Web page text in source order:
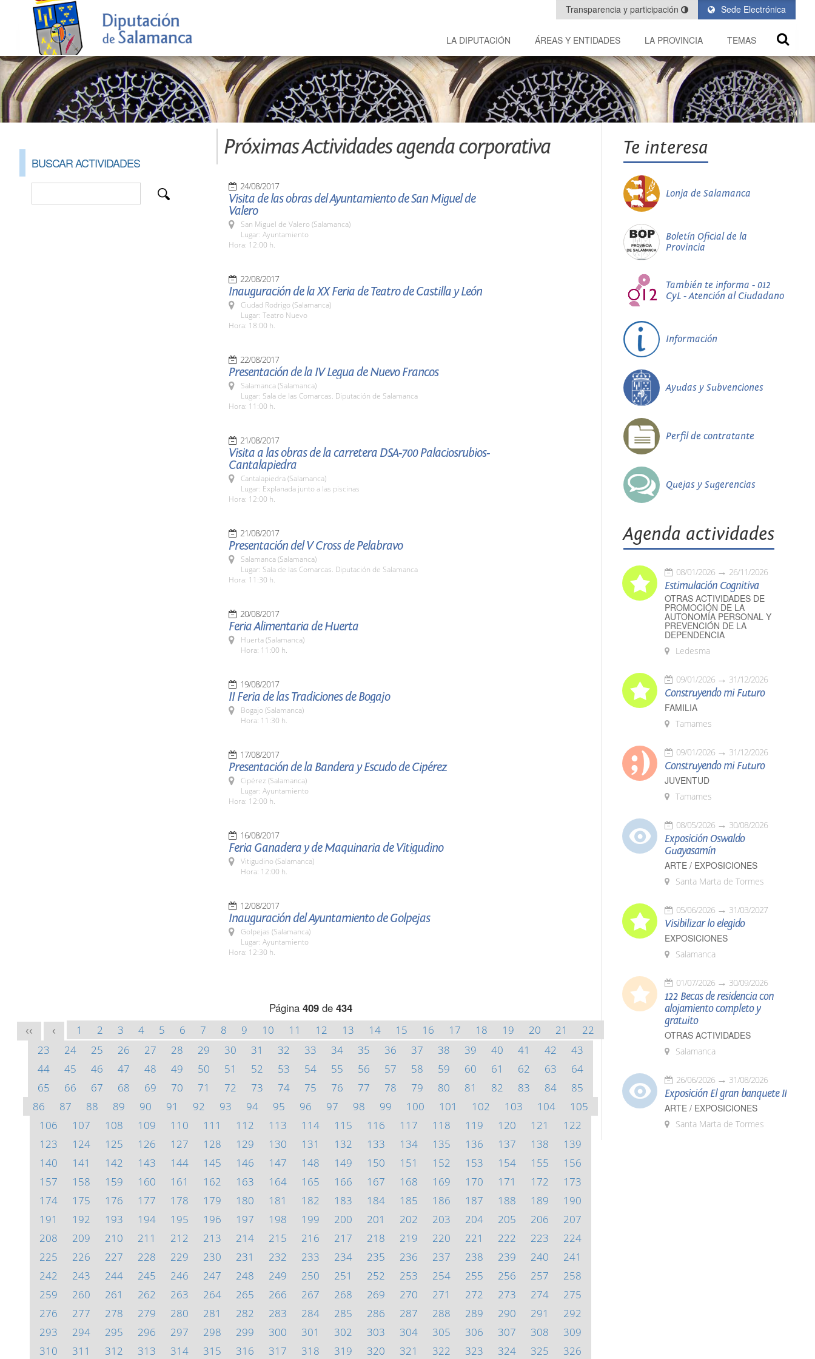
Sede Electrónica
Transparencia y participación
LA DIPUTACIÓN ÁREAS Y ENTIDADES LA PROVINCIA TEMAS
BUSCAR ACTIVIDADES
Próximas Actividades agenda corporativa
24/08/2017
Visita de las obras del Ayuntamiento de San Miguel de
Valero
San Miguel de Valero (Salamanca)
Lugar: Ayuntamiento
Hora: 12:00 h.
22/08/2017
Inauguración de la XX Feria de Teatro de Castilla y León
Ciudad Rodrigo (Salamanca)
Lugar: Teatro Nuevo
Hora: 18:00 h.
22/08/2017
Presentación de la IV Legua de Nuevo Francos
Salamanca (Salamanca)
Lugar: Sala de las Comarcas. Diputación de Salamanca
Hora: 11:00 h.
21/08/2017
Visita a las obras de la carretera DSA-700 Palaciosrubios-
Cantalapiedra
Cantalapiedra (Salamanca)
Lugar: Explanada junto a las piscinas
Hora: 12:00 h.
21/08/2017
Presentación del V Cross de Pelabravo
Salamanca (Salamanca)
Lugar: Sala de las Comarcas. Diputación de Salamanca
Hora: 11:30 h.
20/08/2017
Feria Alimentaria de Huerta
Huerta (Salamanca)
Hora: 11:00 h.
19/08/2017
II Feria de las Tradiciones de Bogajo
Bogajo (Salamanca)
Hora: 11:30 h.
17/08/2017
Presentación de la Bandera y Escudo de Cipérez
Cipérez (Salamanca)
Lugar: Ayuntamiento
Hora: 12:00 h.
16/08/2017
Feria Ganadera y de Maquinaria de Vitigudino
Vitigudino (Salamanca)
Hora: 12:00 h.
12/08/2017
Inauguración del Ayuntamiento de Golpejas
Golpejas (Salamanca)
Lugar: Ayuntamiento
Hora: 12:30 h.
Página 409de 434
<< < 1 2 3 4 5 6 7 8 9 10 11 12 13 14 15 16 17 18 19 20 21
22
23
24 25 26 27 28 29 30 31 32 33 34 35 36 37 38 39 40 41 42
43
44
45 46 47 48 49 50 51 52 53 54 55 56 57 58 59 60 61 62 63
64
65
66 67 68 69 70 71 72 73 74 75 76 77 78 79 80 81 82 83 84
85
86
87 88 89 90 91 92 93 94 95 96 97 98 99 100 101 102 103 104
105
106
107 108 109 110 111 112 113 114 115 116 117 118 119 120 121
122
123
124 125 126 127 128 129 130 131 132 133 134 135 136 137 138
139
140
141 142 143 144 145 146 147 148 149 150 151 152 153 154 155
156
157
158 159 160 161 162 163 164 165 166 167 168 169 170 171 172
173
174
175 176 177 178 179 180 181 182 183 184 185 186 187 188 189
190
191
192 193 194 195 196 197 198 199 200 201 202 203 204 205 206
207
208
209 210 211 212 213 214 215 216 217 218 219 220 221 222 223
224
225
226 227 228 229 230 231 232 233 234 235 236 237 238 239 240
241
242
243 244 245 246 247 248 249 250 251 252 253 254 255 256 257
258
259
260 261 262 263 264 265 266 267 268 269 270 271 272 273 274
275
276
277 278 279 280 281 282 283 284 285 286 287 288 289 290 291
292
293
294 295 296 297 298 299 300 301 302 303 304 305 306 307 308
309
310
311 312 313 314 315 316 317 318 319 320 321 322 323 324 325 326
Te interesa
Lonja de Salamanca
Boletín Oficial de la
Provincia
También te informa - 012
CyL - Atención al Ciudadano
Información
Ayudas y Subvenciones
Perfil de contratante
Quejas y Sugerencias
Agenda actividades
08/01/2026 26/11/2026
Estimulación Cognitiva
OTRAS ACTIVIDADES DE
PROMOCIÓN DE LA
AUTONOMÍA PERSONAL Y
PREVENCIÓN DE LA
DEPENDENCIA
Ledesma
09/01/2026 31/12/2026
Construyendo mi Futuro
FAMILIA
Tamames
09/01/2026 31/12/2026
Construyendo mi Futuro
JUVENTUD
Tamames
08/05/2026 30/08/2026
Exposición Oswaldo
Guayasamín
ARTE / EXPOSICIONES
Santa Marta de Tormes
05/06/2026 31/03/2027
Visibilizar lo elegido
EXPOSICIONES
Salamanca
01/07/2026 30/09/2026
122 Becas de residencia con
alojamiento completo y
gratuito
OTRAS ACTIVIDADES
Salamanca
26/06/2026 31/08/2026
Exposición El gran banquete II
ARTE / EXPOSICIONES
Santa Marta de Tormes